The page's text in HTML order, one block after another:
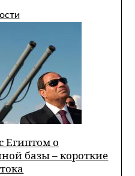
Египтом о
базы – короткие